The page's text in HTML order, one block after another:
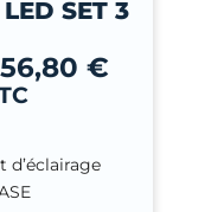
SET 3
€
d’éclairage